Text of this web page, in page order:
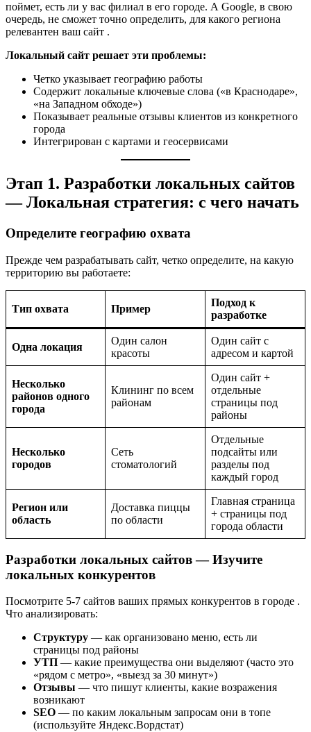
поймет, есть ли у вас филиал в его городе. А Google, в свою
очередь, не сможет точно определить, для какого региона
релевантен ваш сайт .
Локальный сайт решает эти проблемы:
Четко указывает географию работы
Содержит локальные ключевые слова («в Краснодаре»,
«на Западном обходе»)
Показывает реальные отзывы клиентов из конкретного
города
Интегрирован с картами и геосервисами
Этап 1. Разработки локальных сайтов
— Локальная стратегия: с чего начать
Определите географию охвата
Прежде чем разрабатывать сайт, четко определите, на какую
территорию вы работаете:
Тип охвата Пример
Подход к
разработке
Одна локация
Один салон
красоты
Один сайт с
адресом и картой
Несколько
районов одного
города
Клининг по всем
районам
Один сайт +
отдельные
страницы под
районы
Несколько
городов
Сеть
стоматологий
Отдельные
подсайты или
разделы под
каждый город
Регион или
область
Доставка пиццы
по области
Главная страница
+ страницы под
города области
Разработки локальных сайтов — Изучите
локальных конкурентов
Посмотрите 5-7 сайтов ваших прямых конкурентов в городе .
Что анализировать:
Структуру — как организовано меню, есть ли
страницы под районы
УТП — какие преимущества они выделяют (часто это
«рядом с метро», «выезд за 30 минут»)
Отзывы — что пишут клиенты, какие возражения
возникают
SEO — по каким локальным запросам они в топе
(используйте Яндекс.Вордстат)